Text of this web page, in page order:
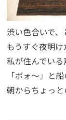
渋い色合いで
もうすぐ夜明け
私が住んでいる
「ボォ〜」と
朝からちょっ